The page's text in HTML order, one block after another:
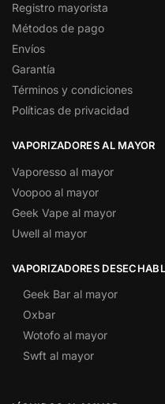
Registro mayorista
Métodos de pago
Envíos
Garantía
Términos y condiciones
Políticas de privacidad
VAPORIZADORES AL MAYOR
Vaporesso al mayor
Voopoo al mayor
Geek Vape al mayor
Uwell al mayor
VAPORIZADORES
Geek Bar al mayor
Oxbar
Wotofo al mayor
Swft al mayor